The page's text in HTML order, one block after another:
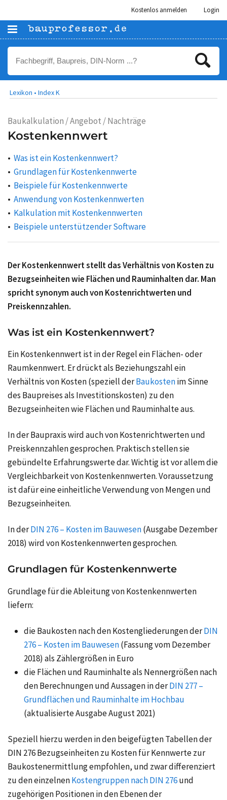
Kostenlos anmelden Login
Lexikon • Index K
Baukalkulation / Angebot / Nachträge
Kostenkennwert
Was ist ein Kostenkennwert?
Grundlagen für Kostenkennwerte
Beispiele für Kostenkennwerte
Anwendung von Kostenkennwerten
Kalkulation mit Kostenkennwerten
Beispiele unterstützender Software
Der Kostenkennwert stellt das Verhältnis von Kosten zu
Bezugseinheiten wie Flächen und Rauminhalten dar. Man
spricht synonym auch von Kostenrichtwerten und
Preiskennzahlen.
Was ist ein Kostenkennwert?
Ein Kostenkennwert ist in der Regel ein Flächen- oder
Raumkennwert. Er drückt als Beziehungszahl ein
Verhältnis von Kosten (speziell derBaukostenim Sinne
des Baupreises als Investitionskosten) zu den
Bezugseinheiten wie Flächen und Rauminhalte aus.
In der Baupraxis wird auch von Kostenrichtwerten und
Preiskennzahlengesprochen. Praktisch stellen sie
gebündelte Erfahrungswerte dar. Wichtig ist vor allem die
Vergleichbarkeit von Kostenkennwerten. Voraussetzung
ist dafür eine einheitliche Verwendung von Mengen und
Bezugseinheiten.
In derDIN 276 – Kosten im Bauwesen(Ausgabe Dezember
2018) wird von Kostenkennwerten gesprochen.
Grundlagen für Kostenkennwerte
Grundlage für die Ableitung von Kostenkennwerten
liefern:
die Baukosten nach den Kostengliederungen derDIN
276 – Kosten im Bauwesen(Fassung vom Dezember
2018) als Zählergrößen in Euro
die Flächen und Rauminhalte als Nennergrößen nach
den Berechnungen und Aussagen in derDIN 277 –
Grundflächen und Rauminhalte im Hochbau
(aktualisierte Ausgabe August 2021)
Speziell hierzu werden in den beigefügten Tabellen der
DIN 276Bezugseinheiten zu Kostenfür Kennwerte zur
Baukostenermittlung empfohlen, und zwar differenziert
zu den einzelnenKostengruppen nach DIN 276und
zugehörigen Positionen in den Ebenen der